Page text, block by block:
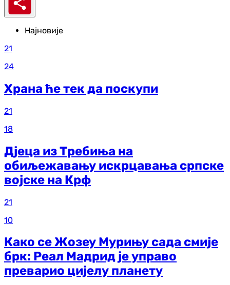
Најновије
21
24
Храна ће тек да поскупи
21
18
Дјеца из Требиња на
обиљежавању искрцавања српске
војске на Крф
21
10
Како се Жозеу Мурињу сада смије
брк: Реал Мадрид је управо
преварио цијелу планету